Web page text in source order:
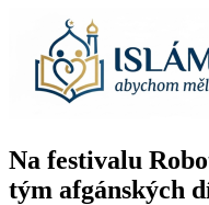
Na festivalu
tým afgánských